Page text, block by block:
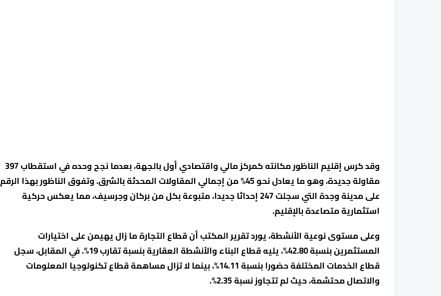
وقد كرس إقليم الناظور مكانته كمركز مالي واقتصادي أول بالجهة، بعدما نجح وحده في استقطاب 397
مقاولة جديدة، وهو ما يعادل نحو 45% من إجمالي المقاولات المحدثة بالشرق. وتفوق الناظور بهذا الرقم
على مدينة وجدة التي سجلت 247 إحداثا جديدا، متبوعة بكل من بركان وجرسيف، مما يعكس حركية
استثمارية متصاعدة بالإقليم.
وعلى مستوى نوعية الأنشطة، يورد تقرير المكتب أن قطاع التجارة ما زال يهيمن على اختيارات
المستثمرين بنسبة 42.80%، يليه قطاع البناء والأنشطة العقارية بنسبة تقارب 19%. في المقابل، سجل
قطاع الخدمات المختلفة حضورا بنسبة 14.11%، بينما لا تزال مساهمة قطاع تكنولوجيا المعلومات
والاتصال محتشمة، حيث لم تتجاوز نسبة 2.35%.